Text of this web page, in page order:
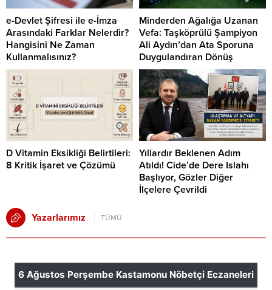
e-Devlet Şifresi ile e-İmza
Arasındaki Farklar Nelerdir?
Hangisini Ne Zaman
Kullanmalısınız?
Minderden Ağalığa Uzanan
Vefa: Taşköprülü Şampiyon
Ali Aydın’dan Ata Sporuna
Duygulandıran Dönüş
D Vitamin Eksikliği Belirtileri:
8 Kritik İşaret ve Çözümü
Yıllardır Beklenen Adım
Atıldı! Cide’de Dere Islahı
Başlıyor, Gözler Diğer
İlçelere Çevrildi
Yazarlarımız TÜMÜ